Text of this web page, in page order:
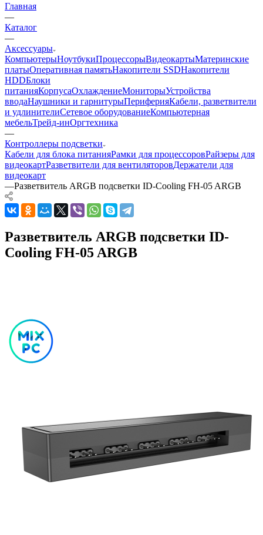
Главная
—
Каталог
—
Аксессуары
КомпьютерыНоутбукиПроцессорыВидеокартыМатеринские
платыОперативная памятьНакопители SSDНакопители
HDDБлоки
питанияКорпусаОхлаждениеМониторыУстройства
вводаНаушники и гарнитурыПериферияКабели, разветвители
и удлинителиСетевое оборудованиеКомпьютерная
мебельТрейд-инОргтехника
—
Контроллеры подсветки
Кабели для блока питанияРамки для процессоровРайзеры для
видеокартРазветвители для вентиляторовДержатели для
видеокарт
—Разветвитель ARGB подсветки ID-Cooling FH-05 ARGB
Разветвитель ARGB подсветки ID-
Cooling FH-05 ARGB